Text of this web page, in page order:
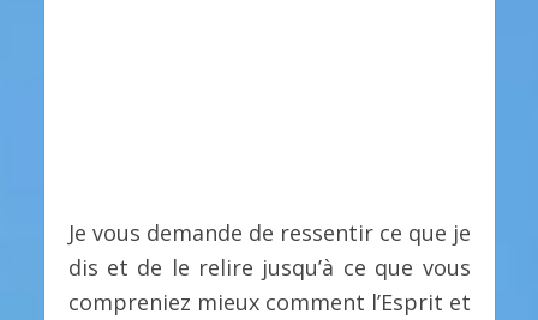
Je vous demande de ressentir ce que je
dis et de le relire jusqu’à ce que vous
compreniez mieux comment l’Esprit et